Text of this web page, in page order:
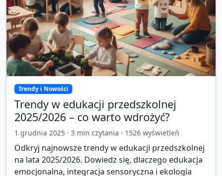
Trendy i Nowości
Trendy w edukacji przedszkolnej
2025/2026 – co warto wdrożyć?
1 grudnia 2025 · 3 min czytania · 1526 wyświetleń
Odkryj najnowsze trendy w edukacji przedszkolnej
na lata 2025/2026. Dowiedz się, dlaczego edukacja
emocjonalna, integracja sensoryczna i ekologia